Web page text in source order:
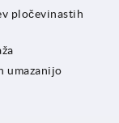
pločevinastih
umazanijo